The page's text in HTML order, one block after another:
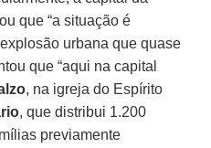
que “a situação é
urbana que quase
que “aqui na capital
, na igreja do Espírito
, que distribui 1.200
previamente